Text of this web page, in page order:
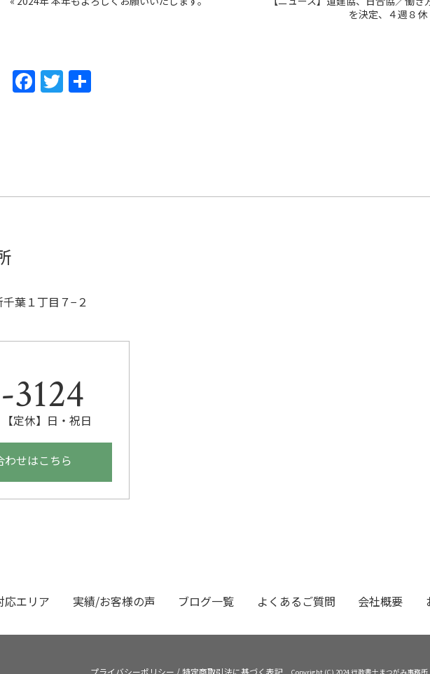
を決定、４週８
F
o
T
葉１丁目７−２
定休】日・祝日
せはこちら
応エリア 実績/お客様の声 ブログ一覧 よくあるご質問 会社概要
Copyright (C) 2024 行政書士まつがみ事務所